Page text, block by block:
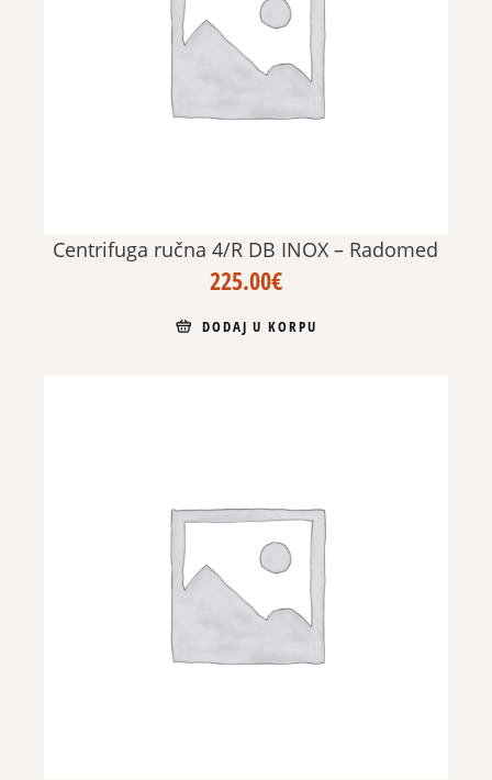
Centrifuga ručna 4/R DB INOX – Radomed
225.00€
DODAJ U KORPU